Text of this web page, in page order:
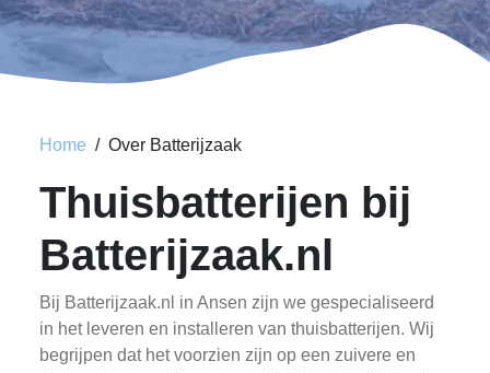
Home Over Batterijzaak
Thuisbatterijen bij
Batterijzaak.nl
Bij Batterijzaak.nl in Ansen zijn we gespecialiseerd
in het leveren en installeren van thuisbatterijen. Wij
begrijpen dat het voorzien zijn op een zuivere en